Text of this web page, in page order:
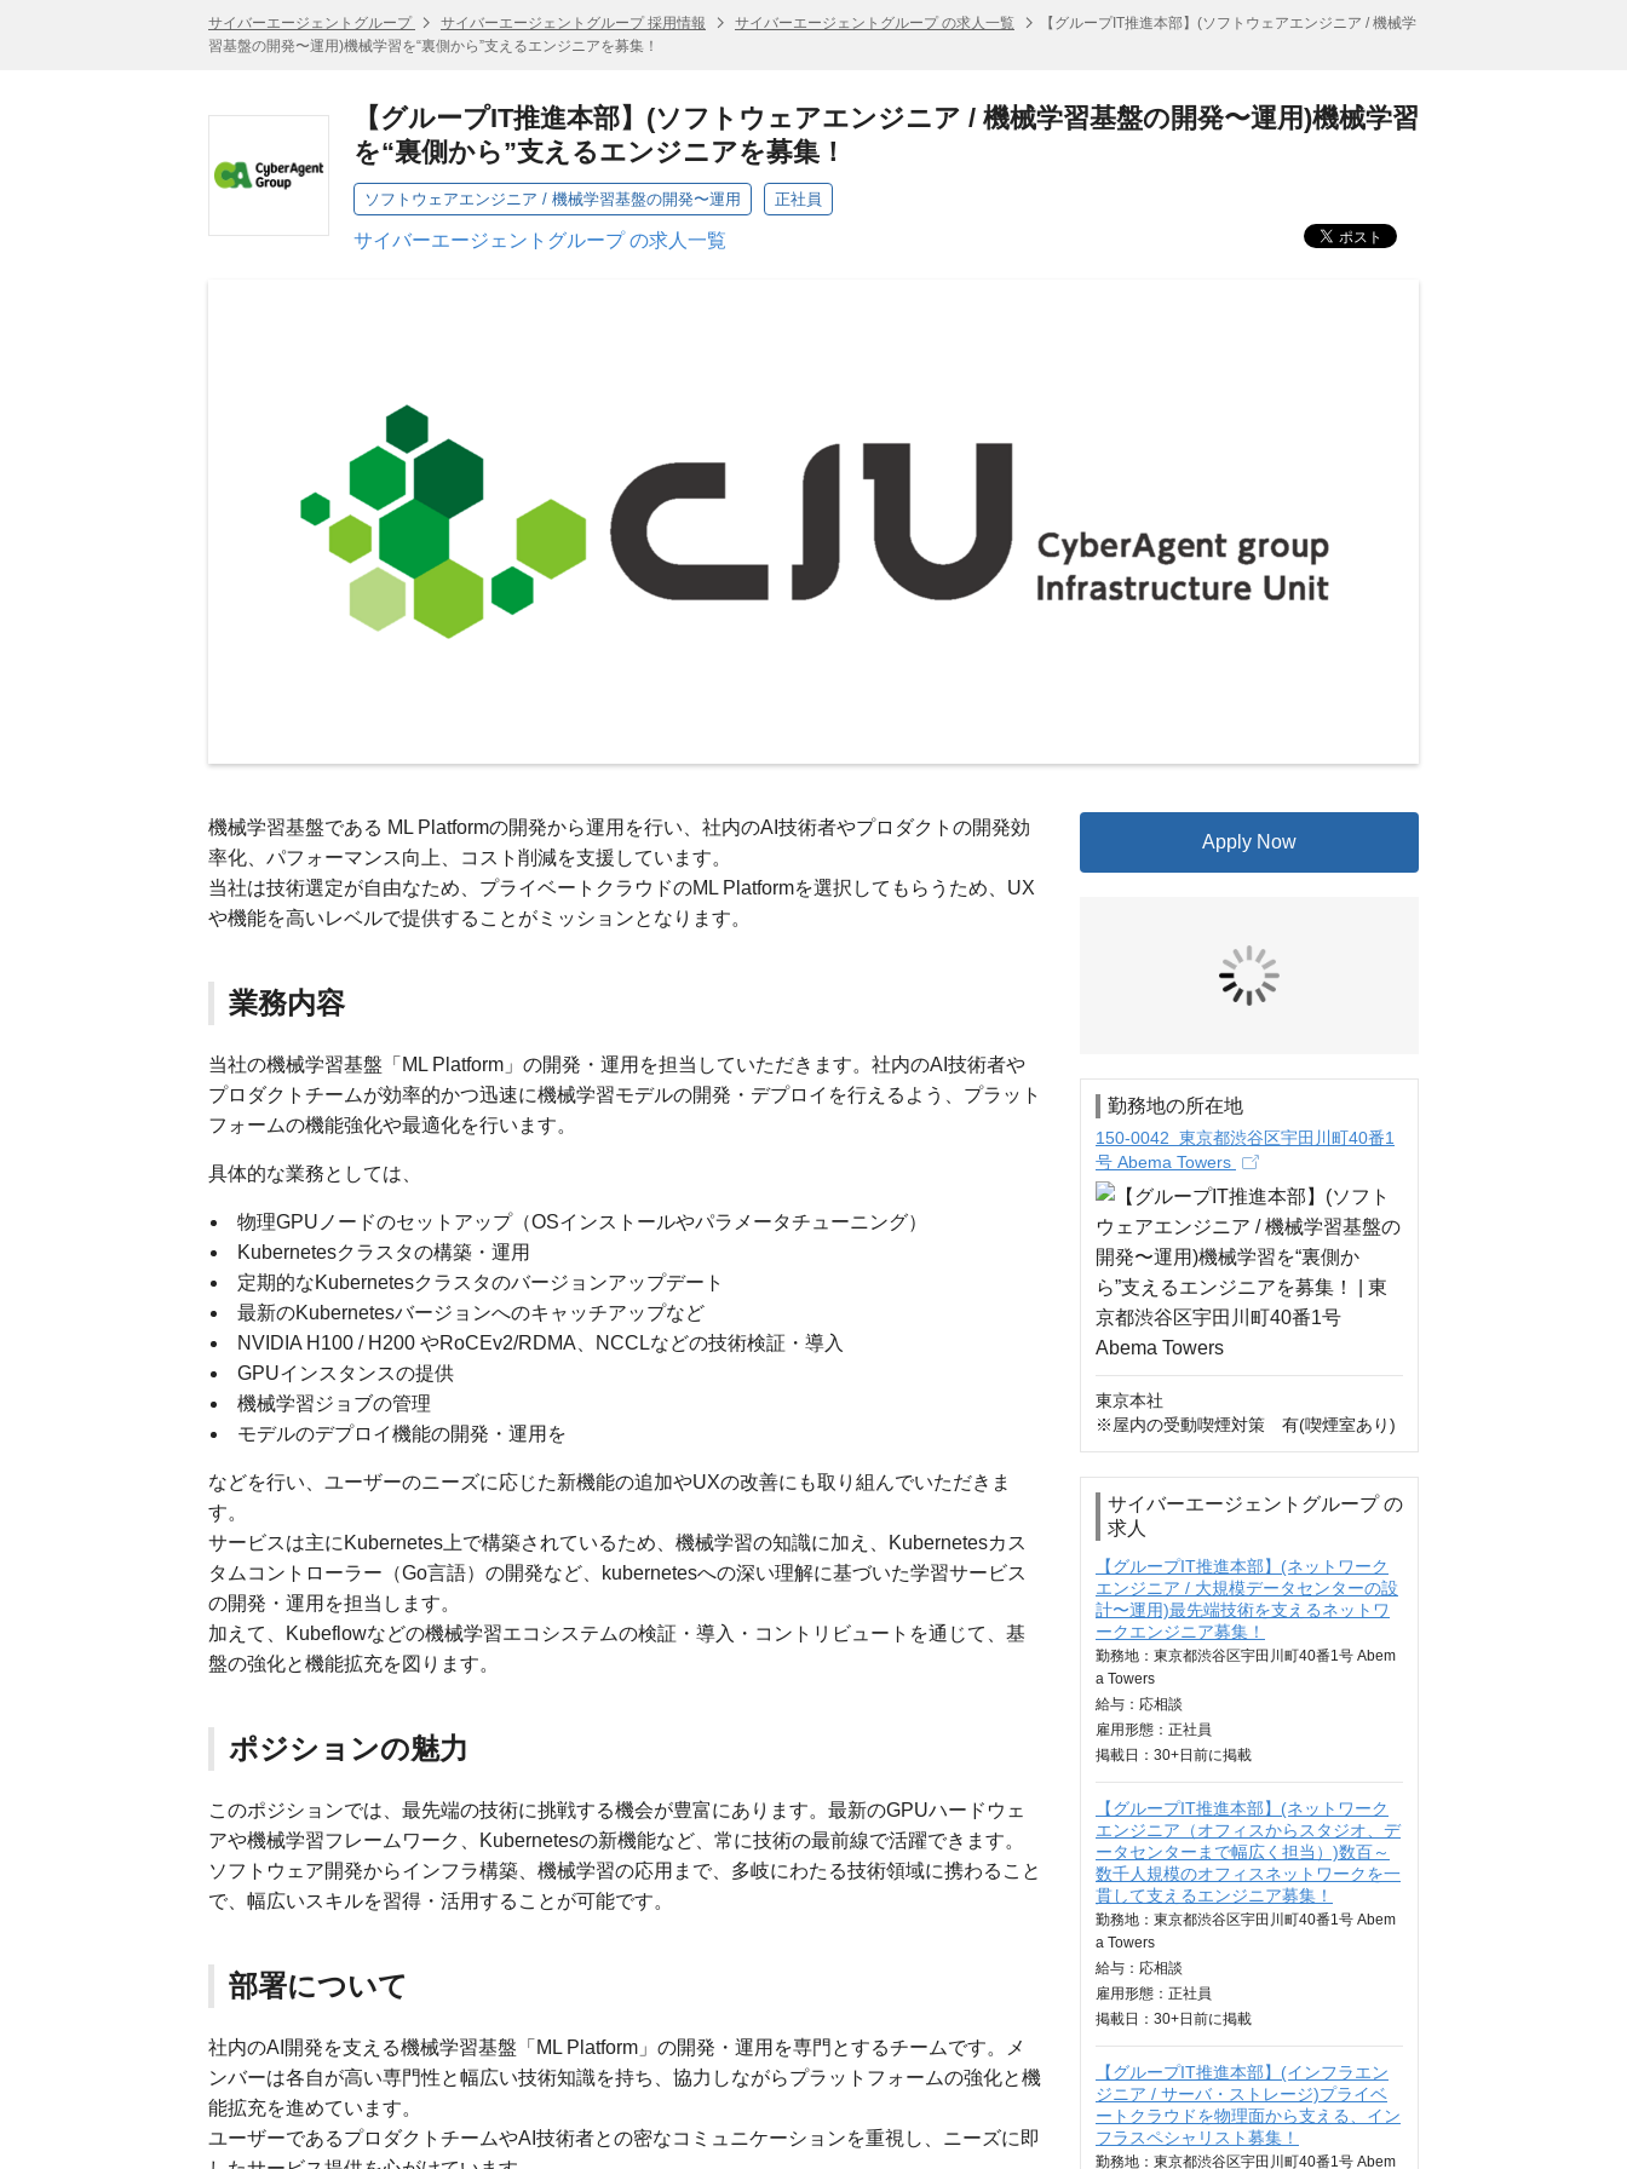
サイバーエージェントグループ サイバーエージェントグループ 採用情報 サイバーエージェントグループ の求人一覧
【グループIT推進本部】(ソフトウェアエンジニア / 機械学
習基盤の開発〜運用)機械学習を“裏側から”支えるエンジニアを募集！
【グループIT推進本部】(ソフトウェアエンジニア / 機械学習基盤の開発〜運用)機械学習
を“裏側から”支えるエンジニアを募集！
ソフトウェアエンジニア / 機械学習基盤の開発〜運用 正社員
サイバーエージェントグループ の求人一覧
機械学習基盤である ML Platformの開発から運用を行い、社内のAI技術者やプロダクトの開発効
率化、パフォーマンス向上、コスト削減を支援しています。
当社は技術選定が自由なため、プライベートクラウドのML Platformを選択してもらうため、UX
や機能を高いレベルで提供することがミッションとなります。
業務内容
当社の機械学習基盤「ML Platform」の開発・運用を担当していただきます。社内のAI技術者や
プロダクトチームが効率的かつ迅速に機械学習モデルの開発・デプロイを行えるよう、プラット
フォームの機能強化や最適化を行います。
具体的な業務としては、
物理GPUノードのセットアップ（OSインストールやパラメータチューニング）
Kubernetesクラスタの構築・運用
定期的なKubernetesクラスタのバージョンアップデート
最新のKubernetesバージョンへのキャッチアップなど
NVIDIA H100 / H200 やRoCEv2/RDMA、NCCLなどの技術検証・導入
GPUインスタンスの提供
機械学習ジョブの管理
モデルのデプロイ機能の開発・運用を
などを行い、ユーザーのニーズに応じた新機能の追加やUXの改善にも取り組んでいただきま
す。
サービスは主にKubernetes上で構築されているため、機械学習の知識に加え、Kubernetesカス
タムコントローラー（Go言語）の開発など、kubernetesへの深い理解に基づいた学習サービス
の開発・運用を担当します。
加えて、Kubeflowなどの機械学習エコシステムの検証・導入・コントリビュートを通じて、基
盤の強化と機能拡充を図ります。
ポジションの魅力
このポジションでは、最先端の技術に挑戦する機会が豊富にあります。最新のGPUハードウェ
アや機械学習フレームワーク、Kubernetesの新機能など、常に技術の最前線で活躍できます。
ソフトウェア開発からインフラ構築、機械学習の応用まで、多岐にわたる技術領域に携わること
で、幅広いスキルを習得・活用することが可能です。
部署について
社内のAI開発を支える機械学習基盤「ML Platform」の開発・運用を専門とするチームです。メ
ンバーは各自が高い専門性と幅広い技術知識を持ち、協力しながらプラットフォームの強化と機
能拡充を進めています。
ユーザーであるプロダクトチームやAI技術者との密なコミュニケーションを重視し、ニーズに即
Apply Now
勤務地の所在地
150-0042 東京都渋谷区宇田川町40番1
号 Abema Towers
東京本社
※屋内の受動喫煙対策　有(喫煙室あり)
サイバーエージェントグループ の
求人
【グループIT推進本部】(ネットワーク
エンジニア / 大規模データセンターの設
計〜運用)最先端技術を支えるネットワ
ークエンジニア募集！
勤務地：東京都渋谷区宇田川町40番1号 Abem
a Towers
給与： 応相談
雇用形態：正社員
掲載日： 30+日 前に掲載
【グループIT推進本部】(ネットワーク
エンジニア（オフィスからスタジオ、デ
ータセンターまで幅広く担当）)数百～
数千人規模のオフィスネットワークを一
貫して支えるエンジニア募集！
勤務地：東京都渋谷区宇田川町40番1号 Abem
a Towers
給与： 応相談
雇用形態：正社員
掲載日： 30+日 前に掲載
【グループIT推進本部】(インフラエン
ジニア / サーバ・ストレージ)プライベ
ートクラウドを物理面から支える、イン
フラスペシャリスト募集！
勤務地：東京都渋谷区宇田川町40番1号 Abem